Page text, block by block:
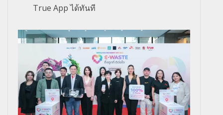
True App ได้ทันที